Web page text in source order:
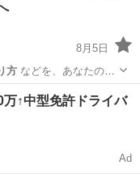
8月5日
方などを、あなたの状
万↑中型免許ドライバ
Ad